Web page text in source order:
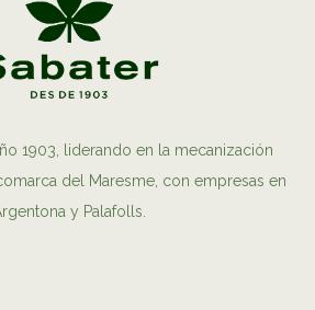
1903, liderando en la mecanización
del Maresme, con empresas en
y Palafolls.